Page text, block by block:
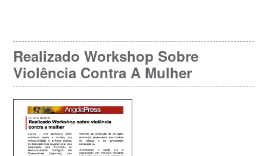
Realizado Workshop Sobre
Violência Contra A Mulher